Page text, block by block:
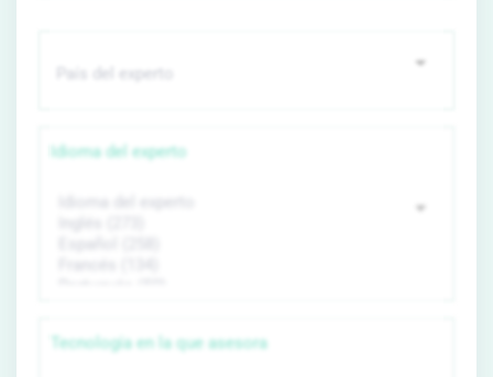
Idioma del experto
Tecnología en la que asesora